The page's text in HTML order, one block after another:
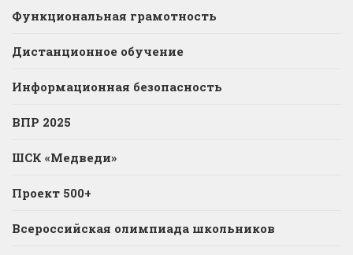
Функциональная грамотность
Дистанционное обучение
Информационная безопасность
ВПР 2025
ШСК «Медведи»
Проект 500+
Всероссийская олимпиада школьников